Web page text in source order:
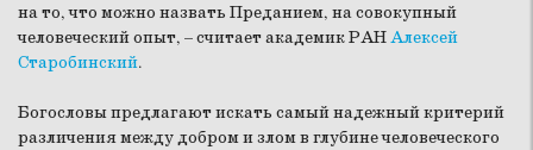
на то, что можно назвать Преданием, на совокупный
человеческий опыт, – считает академик РАНАлексей
Старобинский.
Богословы предлагают искать самый надежный критерий
различения между добром и злом в глубине человеческого